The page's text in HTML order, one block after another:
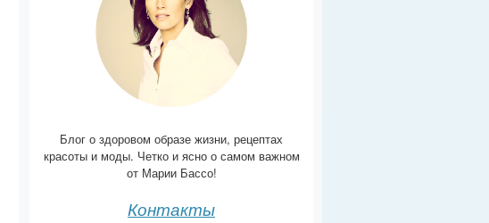
Блог о здоровом образе жизни, рецептах
красоты и моды. Четко и ясно о самом важном
от Марии Бассо!
Контакты